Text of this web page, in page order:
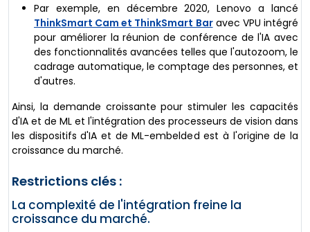
Par exemple, en décembre 2020, Lenovo a lancé
ThinkSmart Cam et ThinkSmart Baravec VPU intégré
pour améliorer la réunion de conférence de l'IA avec
des fonctionnalités avancées telles que l'autozoom, le
cadrage automatique, le comptage des personnes, et
d'autres.
Ainsi, la demande croissante pour stimuler les capacités
d'IA et de ML et l'intégration des processeurs de vision dans
les dispositifs d'IA et de ML-embelded est à l'origine de la
croissance du marché.
Restrictions clés :
La complexité de l'intégration freine la
croissance du marché.